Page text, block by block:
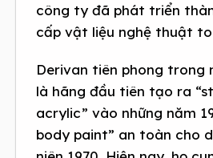
công ty đã phát triển
cấp vật liệu nghệ thuật
Derivan tiên phong trong
là hãng đầu tiên tạo ra
acrylic” vào những năm
body paint” an toàn cho